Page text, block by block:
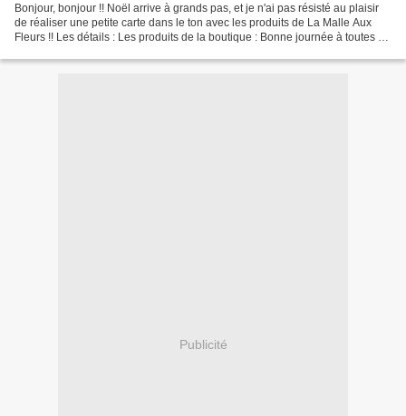
Bonjour, bonjour !! Noël arrive à grands pas, et je n'ai pas résisté au plaisir
de réaliser une petite carte dans le ton avec les produits de La Malle Aux
Fleurs !! Les détails : Les produits de la boutique : Bonne journée à toutes et
Publicité